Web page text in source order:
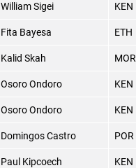
William Sigei KEN
Fita Bayesa ETH
Kalid Skah MOR
Osoro Ondoro KEN
Osoro Ondoro KEN
Domingos Castro POR
Paul Kipcoech KEN